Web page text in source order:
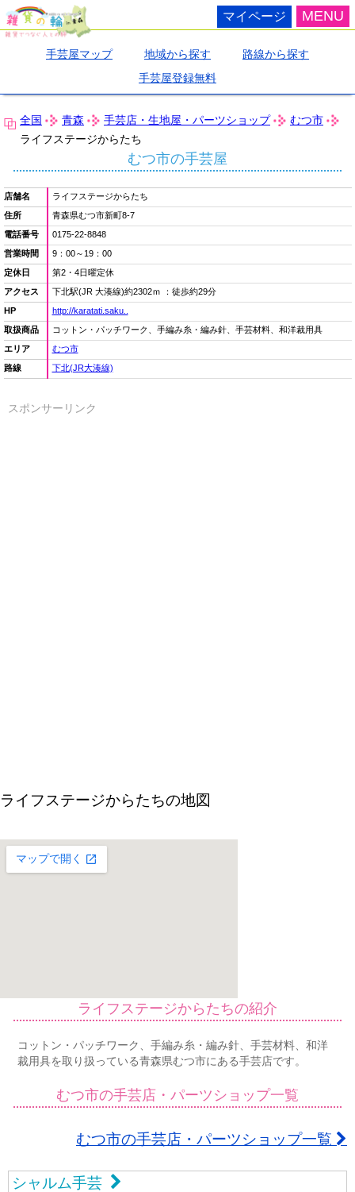
MENU
マイページ
手芸屋マップ 地域から探す
路線から探す
手芸屋登録無料
全国 青森 手芸店・生地屋・パーツショップ
むつ市
ライフステージからたち
むつ市の手芸屋
店舗名
ライフステージからたち
住所
青森県むつ市新町8-7
電話番号
0175-22-8848
営業時間
9：00～19：00
定休日
第2・4日曜定休
アクセス
下北駅(JR 大湊線)約2302ｍ ：徒歩約29分
HP
http://karatati.saku..
取扱商品
コットン・パッチワーク、手編み糸・編み針、手芸材料、和洋裁用具
エリア
むつ市
路線
下北(JR大湊線)
スポンサーリンク
ライフステージからたちの地図
ライフステージからたちの紹介
コットン・パッチワーク、手編み糸・編み針、手芸材料、和洋
裁用具を取り扱っている青森県むつ市にある手芸店です。
むつ市の手芸店・パーツショップ一覧
むつ市の手芸店・パーツショップ一覧
シャルム手芸